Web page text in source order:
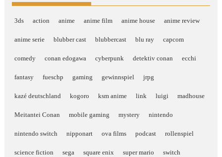
3ds action anime anime film anime house anime review
anime serie blubber cast blubbercast blu ray capcom
comedy conan edogawa cyberpunk detektiv conan ecchi
fantasy fueschp gaming gewinnspiel jrpg
kazé deutschland kogoro ksm anime link luigi madhouse
Meitantei Conan mobile gaming mystery nintendo
nintendo switch nipponart ova films podcast rollenspiel
science fiction sega square enix super mario switch